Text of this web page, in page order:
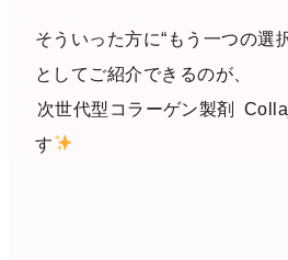
そういった方に“もう一つの選
としてご紹介できるのが、
次世代型コラーゲン製剤
す